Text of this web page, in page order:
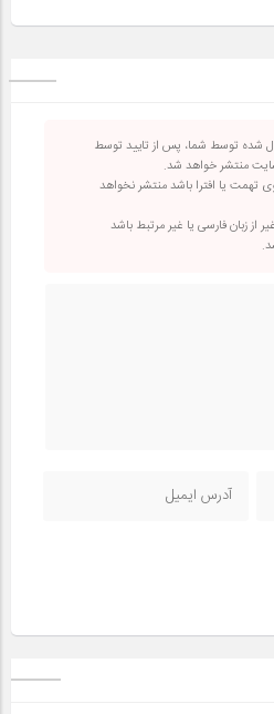
شده توسط شما، پس از تایید توسط
منتشر خواهد شد.
تهمت یا افترا باشد منتشر نخواهد
از زبان فارسی یا غیر مرتبط باشد